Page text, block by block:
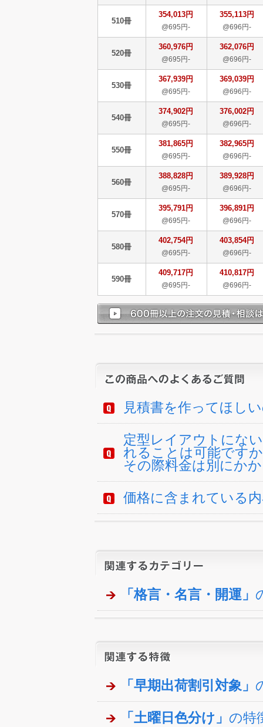
510冊
354,013円
@695円-
355,113円
@696円-
520冊
360,976円
@695円-
362,076円
@696円-
530冊
367,939円
@695円-
369,039円
@696円-
540冊
374,902円
@695円-
376,002円
@696円-
550冊
381,865円
@695円-
382,965円
@696円-
560冊
388,828円
@695円-
389,928円
@696円-
570冊
395,791円
@695円-
396,891円
@696円-
580冊
402,754円
@695円-
403,854円
@696円-
590冊
409,717円
@695円-
410,817円
@696円-
見積書を作ってほし
定型レイアウトにな
れることは可能です
その際料金は別にか
価格に含まれている
「格言・名言・開運」
「早期出荷割引対象」
「土曜日色分け」 の特